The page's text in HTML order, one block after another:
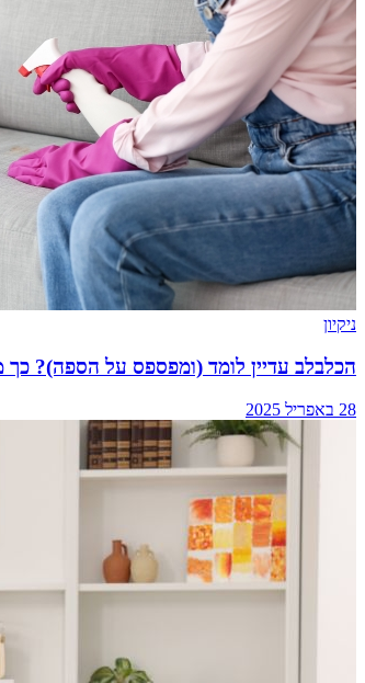
ניקיון
הכלבלב עדיין לומד (ומפספס על הספה)? כך
28 באפריל 2025